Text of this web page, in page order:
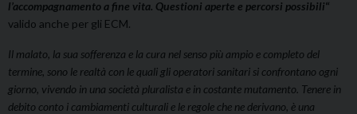
l’accompagnamento a fine vita. Questioni aperte e percorsi possibili“
valido anche per gli ECM.
Il malato, la sua sofferenza e la cura nel senso più ampio e completo del
termine, sono le realtà con le quali gli operatori sanitari si confrontano ogni
giorno, vivendo in una società pluralista e in costante mutamento. Tenere in
debito conto i cambiamenti culturali e le regole che ne derivano, è una